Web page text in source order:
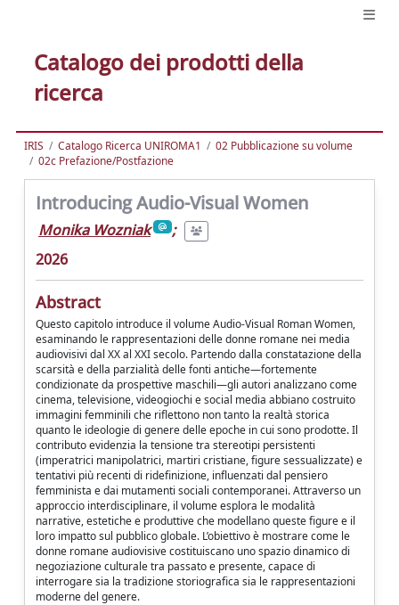
Catalogo dei prodotti della
ricerca
IRIS Catalogo Ricerca UNIROMA1
02 Pubblicazione su volume
02c Prefazione/Postfazione
Introducing Audio-Visual Women
Monika Wozniak
;
2026
Abstract
Questo capitolo introduce il volume Audio-Visual Roman Women,
esaminando le rappresentazioni delle donne romane nei media
audiovisivi dal XX al XXI secolo. Partendo dalla constatazione della
scarsità e della parzialità delle fonti antiche—fortemente
condizionate da prospettive maschili—gli autori analizzano come
cinema, televisione, videogiochi e social media abbiano costruito
immagini femminili che riflettono non tanto la realtà storica
quanto le ideologie di genere delle epoche in cui sono prodotte. Il
contributo evidenzia la tensione tra stereotipi persistenti
(imperatrici manipolatrici, martiri cristiane, figure sessualizzate) e
tentativi più recenti di ridefinizione, influenzati dal pensiero
femminista e dai mutamenti sociali contemporanei. Attraverso un
approccio interdisciplinare, il volume esplora le modalità
narrative, estetiche e produttive che modellano queste figure e il
loro impatto sul pubblico globale. L’obiettivo è mostrare come le
donne romane audiovisive costituiscano uno spazio dinamico di
negoziazione culturale tra passato e presente, capace di
interrogare sia la tradizione storiografica sia le rappresentazioni
moderne del genere.